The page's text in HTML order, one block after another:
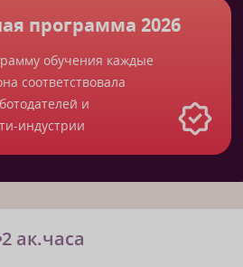
программа 2026
обучения каждые
соответствовала
и
индустрии
2 ак.часа